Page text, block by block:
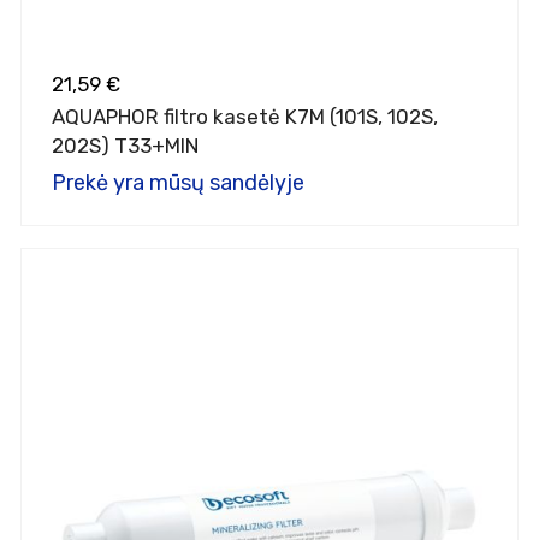
21,59 €
AQUAPHOR filtro kasetė K7M (101S, 102S,
202S) T33+MIN
Prekė yra mūsų sandėlyje